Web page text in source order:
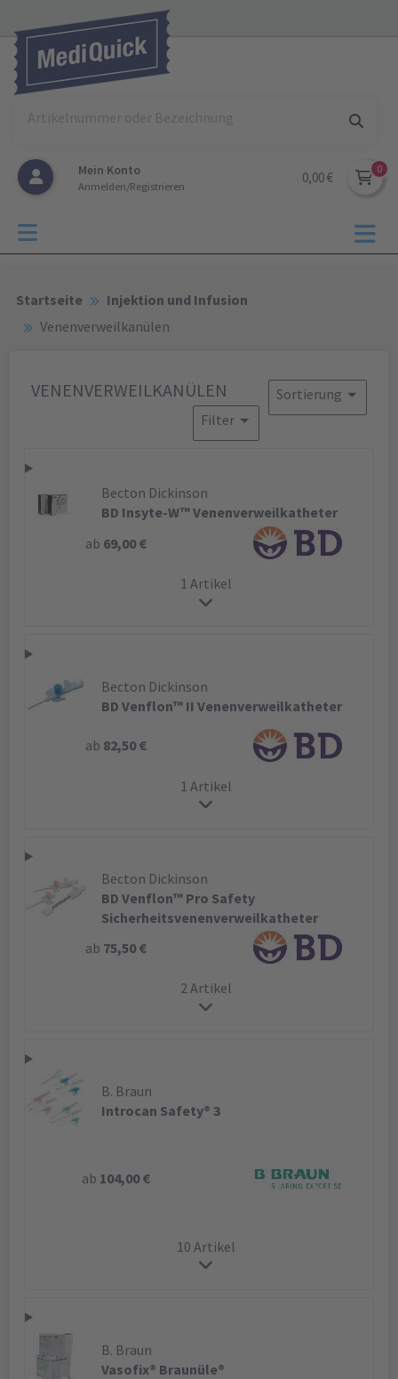
Mein Konto
Anmelden/Registrieren
0,00 €
Startseite
Injektion und Infusion
Venenverweilkanülen
VENENVERWEILKANÜLEN
Sortierung
Filter
Becton Dickinson
BD Insyte-W™ Venenverweilkatheter
ab 69,00 €
1 Artikel
Becton Dickinson
BD Venflon™ II Venenverweilkatheter
ab 82,50 €
1 Artikel
Becton Dickinson
BD Venflon™ Pro Safety
Sicherheitsvenenverweilkatheter
ab 75,50 €
2 Artikel
B. Braun
Introcan Safety® 3
ab 104,00 €
10 Artikel
B. Braun
Vasofix® Braunüle®